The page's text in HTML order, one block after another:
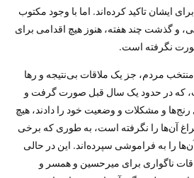
ایشان تاکید کرده‌اند. اما با وجود مکتوب
و گذشت چند هفته، هنوز هیچ اقدامی برای
نگرفته است.
مردم، جز یک ملاقات بی‌نتیجه و‌‌ رها
که در حدود یک سال قبل صورت گرفت و
و مشکلات و وضعیت خود را دادند، هیچ
آن‌ها را نگرفته است، به طوری که برخی
را به فراموشی سپرده‌اند. این در حالی
ناگواری برای میرحسین و همسر و